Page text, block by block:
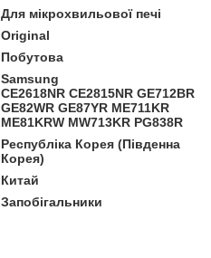
Для мікрохвильової печі
Original
Побутова
Samsung
CE2618NR CE2815NR GE712BR
GE82WR GE87YR ME711KR
ME81KRW MW713KR PG838R
Республіка Корея (Південна
Корея)
Китай
Запобігальники